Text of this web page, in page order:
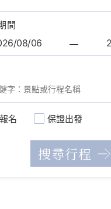
間
名 保證出發